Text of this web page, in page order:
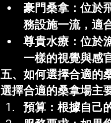
豪門桑拿 ：位於
務設施一流，適
尊貴水療：位於
一樣的視覺與感
五、如何選擇合適的
選擇合適的桑拿場主
預算 ：根據自己